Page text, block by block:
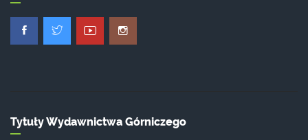
Tytuły Wydawnictwa Górniczego